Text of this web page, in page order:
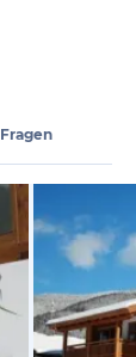
Fragen